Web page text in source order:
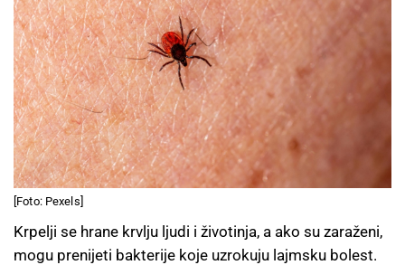
[Foto: Pexels]
Krpelji se hrane krvlju ljudi i životinja, a ako su zaraženi,
mogu prenijeti bakterije koje uzrokuju lajmsku bolest.